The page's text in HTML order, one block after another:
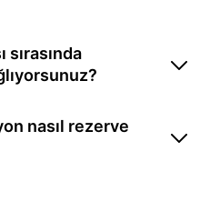
sırasında
nasıl rezerve